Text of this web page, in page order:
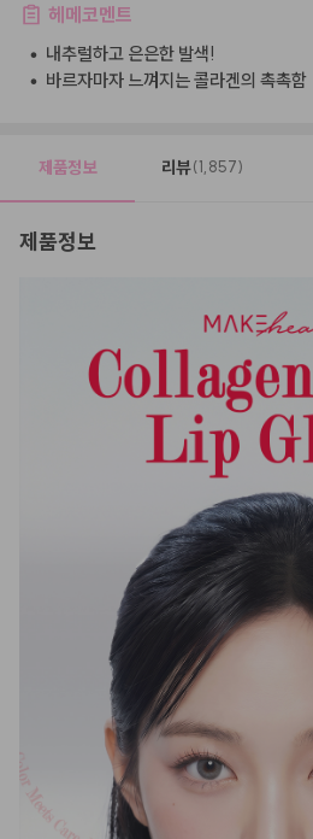
헤메코멘트
• 내추럴하고 은은한 발색!
• 바르자마자 느껴지는 콜라겐의 촉촉함
제품정보 리뷰(1,857)
제품정보